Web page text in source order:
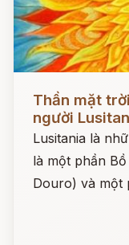
Đọc ngay
Thần mặt
người
Lusitania là
là một phần
Douro) và một